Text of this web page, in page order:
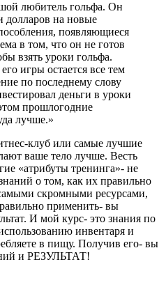
любитель гольфа. Он
долларов на новые
появляющиеся
в том, что он не готов
взять уроки гольфа.
игры остается все тем
по последнему слову
деньги в уроки
прошлогодние
лучше.»
клуб или самые лучшие
ваше тело лучше. Весть
«атрибуты тренинга»- не
о том, как их правильно
скромными ресурсами,
применить- вы
И мой курс- это знания по
инвентаря и
в пищу. Получив его- вы
и РЕЗУЛЬТАТ!